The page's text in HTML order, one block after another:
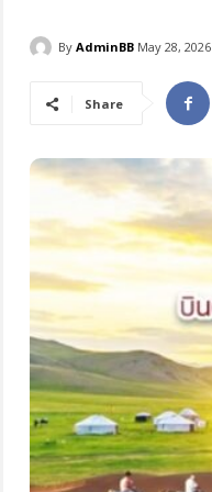
By AdminBB May 28, 2026
Share